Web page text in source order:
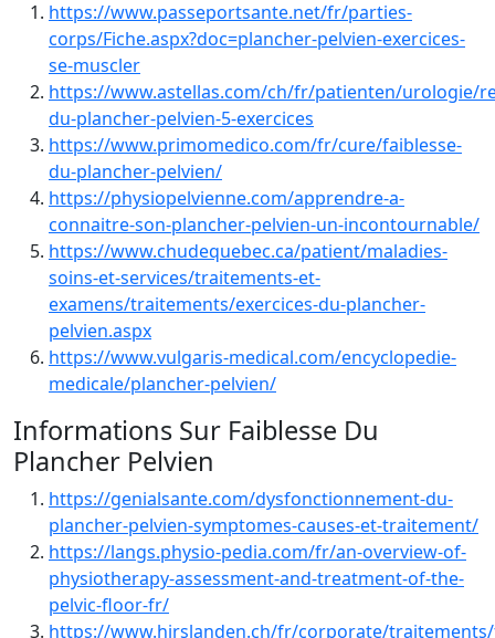
https://www.passeportsante.net/fr/parties-
corps/Fiche.aspx?doc=plancher-pelvien-exercices-
se-muscler
https://www.astellas.com/ch/fr/patienten/urologie/
du-plancher-pelvien-5-exercices
https://www.primomedico.com/fr/cure/faiblesse-
du-plancher-pelvien/
https://physiopelvienne.com/apprendre-a-
connaitre-son-plancher-pelvien-un-incontournable/
https://www.chudequebec.ca/patient/maladies-
soins-et-services/traitements-et-
examens/traitements/exercices-du-plancher-
pelvien.aspx
https://www.vulgaris-medical.com/encyclopedie-
medicale/plancher-pelvien/
Informations Sur Faiblesse Du
Plancher Pelvien
https://genialsante.com/dysfonctionnement-du-
plancher-pelvien-symptomes-causes-et-traitement/
https://langs.physio-pedia.com/fr/an-overview-of-
physiotherapy-assessment-and-treatment-of-the-
pelvic-floor-fr/
https://www.hirslanden.ch/fr/corporate/traitements/